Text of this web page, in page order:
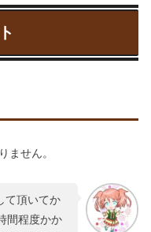
ません。
て頂いてか
間程度かか